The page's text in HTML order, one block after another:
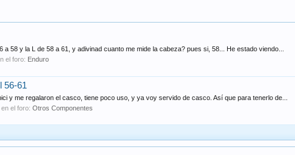
58 y la L de 58 a 61, y adivinad cuanto me mide la cabeza? pues si, 58... He estado viendo...
el foro: Enduro
56-61
y me regalaron el casco, tiene poco uso, y ya voy servido de casco. Así que para tenerlo de...
en el foro: Otros Componentes